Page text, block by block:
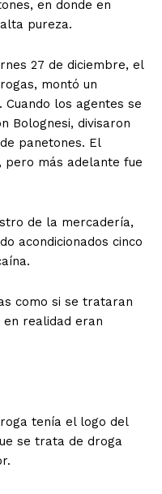
en donde en
pureza.
27 de diciembre, el
montó un
los agentes se
Bolognesi, divisaron
panetones. El
pero más adelante fue
de la mercadería,
acondicionados cinco
como si se trataran
en realidad eran
tenía el logo del
se trata de droga